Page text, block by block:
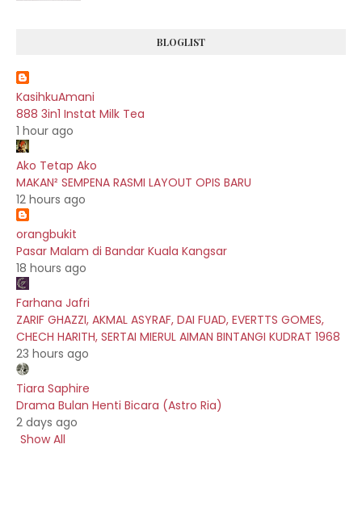
BLOGLIST
KasihkuAmani
888 3in1 Instat Milk Tea
1 hour ago
Ako Tetap Ako
MAKAN² SEMPENA RASMI LAYOUT OPIS BARU
12 hours ago
orangbukit
Pasar Malam di Bandar Kuala Kangsar
18 hours ago
Farhana Jafri
ZARIF GHAZZI, AKMAL ASYRAF, DAI FUAD, EVERTTS GOMES,
CHECH HARITH, SERTAI MIERUL AIMAN BINTANGI KUDRAT 1968
23 hours ago
Tiara Saphire
Drama Bulan Henti Bicara (Astro Ria)
2 days ago
Show All